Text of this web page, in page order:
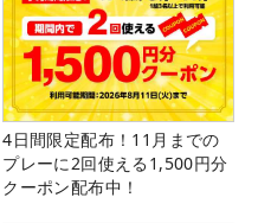
4日間限定配布！11月までの
プレーに2回使える1,500円分
クーポン配布中！